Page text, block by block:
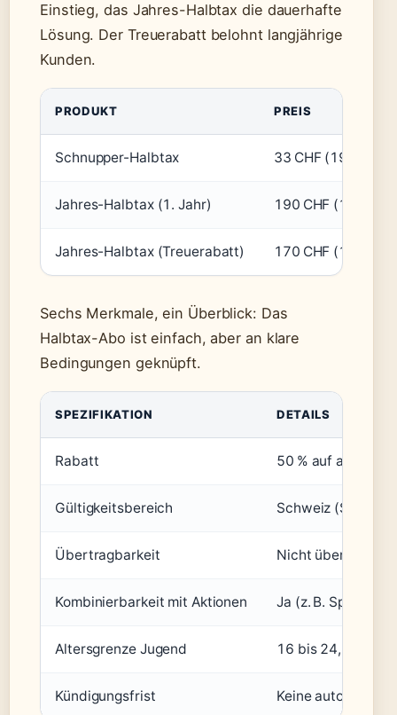
Einstieg, das Jahres-Halbtax die dauerhafte
Lösung. Der Treuerabatt belohnt langjährige
Kunden.
PRODUKT PREIS
Schnupper-Halbtax 33 CHF (19 CHF
Jahres-Halbtax (1. Jahr) 190 CHF (120
Jahres-Halbtax (Treuerabatt) 170 CHF (120
Sechs Merkmale, ein Überblick: Das
Halbtax-Abo ist einfach, aber an klare
Bedingungen geknüpft.
SPEZIFIKATION DETAILS
Rabatt 50 % auf alle
Gültigkeitsbereich Schweiz (SBB,
Übertragbarkeit Nicht übertragbar
Kombinierbarkeit mit Aktionen Ja (z. B.
Altersgrenze Jugend 16 bis 24,99
Kündigungsfrist Keine